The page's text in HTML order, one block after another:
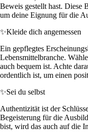
Beweis gestellt hast. Diese
um deine Eignung für die
✨Kleide dich angemessen
Ein gepflegtes
Lebensmittelbranche.
auch bequem ist. Achte
ordentlich ist, um einen
✨Sei du selbst
Authentizität ist der
Begeisterung für die
bist, wird das auch auf die